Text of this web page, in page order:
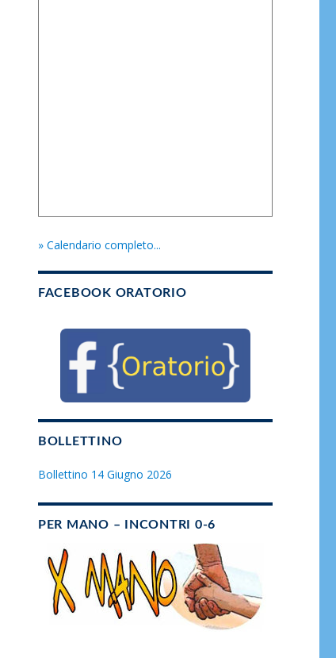
» Calendario completo...
FACEBOOK ORATORIO
BOLLETTINO
Bollettino 14 Giugno 2026
PER MANO – INCONTRI 0-6